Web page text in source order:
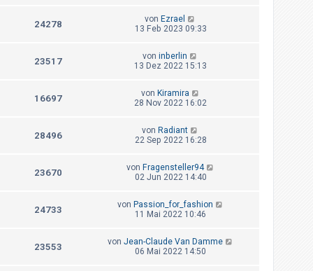
24278 von Ezrael
13 Feb 2023 09:33
23517 voninberlin
13 Dez 2022 15:13
16697 von Kiramira
28 Nov 2022 16:02
28496 von Radiant
22 Sep 2022 16:28
23670 von Fragensteller94
02 Jun 2022 14:40
24733 von Passion_for_fashion
11 Mai 2022 10:46
23553 von Jean-Claude Van Damme
06 Mai 2022 14:50